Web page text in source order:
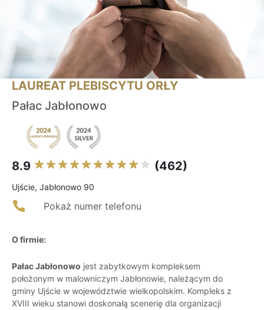
LAUREAT PLEBISCYTU ORŁY
Pałac Jabłonowo
8.9 (462)
Ujście, Jabłonowo 90
Pokaż numer telefonu
O firmie:
Pałac Jabłonowo jest zabytkowym kompleksem
położonym w malowniczym Jabłonowie, należącym do
gminy Ujście w województwie wielkopolskim. Kompleks z
XVIII wieku stanowi doskonałą scenerię dla organizacji